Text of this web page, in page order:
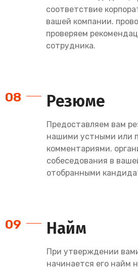
соответствие
вашей компании.
проверяем
сотрудника.
08 Резюме
Предоставляем вам
нашими устными или
комментариями.
собеседования в
отобранными
09 Найм
При утверждении
начинается его найм